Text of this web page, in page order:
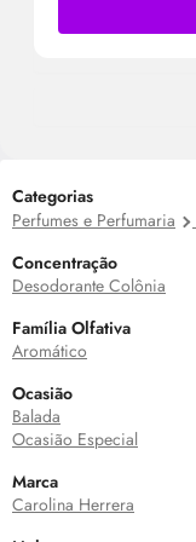
Categorias
Perfumes e Perfumaria
Concentração
Desodorante Colônia
Família Olfativa
Aromático
Ocasião
Balada
Ocasião Especial
Marca
Carolina Herrera